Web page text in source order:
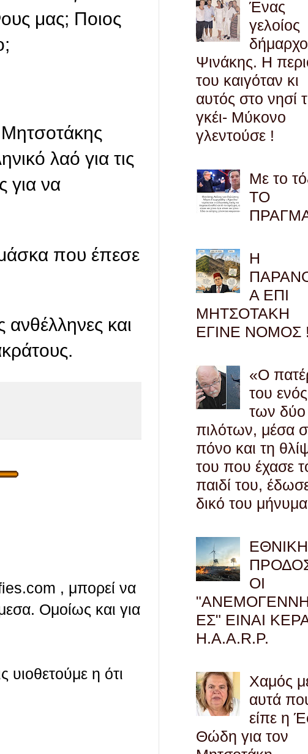
μας; Ποιος
λαό για τις
για να
που έπεσε
και
, μπορεί να
Ομοίως και για
υιοθετούμε η ότι
Ένας
γελοίος
Ψινάκης. Η
του καιγόταν κι
αυτός στο νησί
γκέι- Μύκονο
γλεντούσε !
Με το
ΤΟ
Η
Α ΕΠΙ
ΜΗΤΣΟΤΑΚΗ
ΕΓΙΝΕ ΝΟΜΟΣ
«Ο
του
των δύο
πιλότων, μέσα
πόνο και τη
του που έχασε
παιδί του,
δικό του μήνυμα
ΕΘΝΙΚΗ
ΟΙ
ΕΣ" ΕΙΝΑΙ
H.A.A.R.P.
Χαμός
αυτά
είπε η
Θώδη για τον